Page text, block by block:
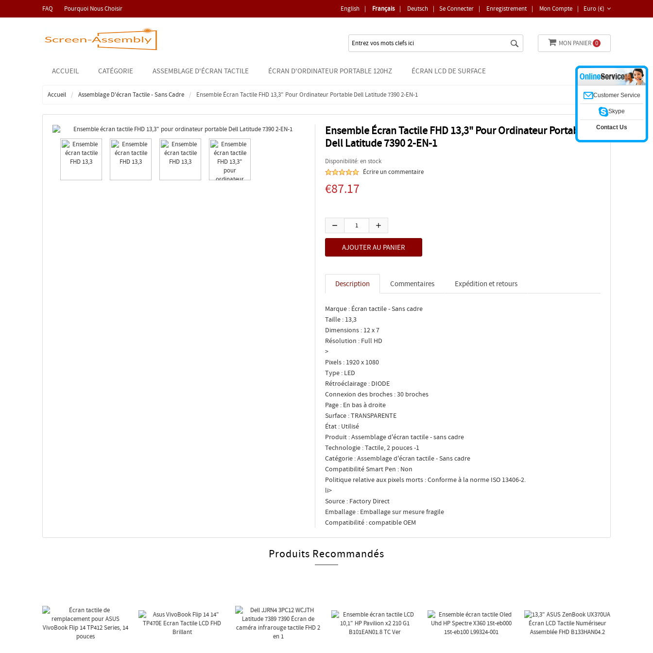
FAQ Pourquoi Nous Choisir Euro (€)
Se Connecter | Enregistrement | Mon Compte |
English | Français | Deutsch |
MON PANIER 0
ACCUEIL CATÉGORIE ASSEMBLAGE D'ÉCRAN TACTILE ÉCRAN D'ORDINATEUR PORTABLE 120HZ ÉCRAN LCD DE SURFACE
Accueil Assemblage D'écran Tactile - Sans Cadre Ensemble Écran Tactile FHD 13,3" Pour Ordinateur Portable Dell Latitude 7390 2-EN-1
Ensemble Écran Tactile FHD 13,3" Pour Ordinateur Portable
Dell Latitude 7390 2-EN-1
Disponibilité: en stock
Écrire un commentaire
€87.17
Description Commentaires Expédition et retours
Marque : Écran tactile - Sans cadre
Taille : 13,3
Dimensions : 12 x 7
Résolution : Full HD
>
Pixels : 1920 x 1080
Type : LED
Rétroéclairage : DIODE
Connexion des broches : 30 broches
Page : En bas à droite
Surface : TRANSPARENTE
État : Utilisé
Produit : Assemblage d'écran tactile - sans cadre
Technologie : Tactile, 2 pouces -1
Catégorie : Assemblage d'écran tactile - Sans cadre
Compatibilité Smart Pen : Non
Politique relative aux pixels morts : Conforme à la norme ISO 13406-2.
li>
Source : Factory Direct
Emballage : Emballage sur mesure fragile
Compatibilité : compatible OEM
Produits Recommandés
Customer Service
Skype
Contact Us